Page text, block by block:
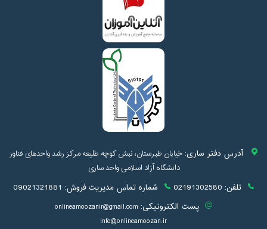
آدرس دفتر ساری:خیابان طبرستان، نبش کوچه طلیعه مرکز رشد واحدهای فناور
دانشگاه آزاد اسلامی واحد ساری
تلفن: 02191302580 شماره تماس مدیریت فروش: 09021321881
پست الکترونیکی: onlineamoozanir@gmail.com
info@onlineamoozan.ir